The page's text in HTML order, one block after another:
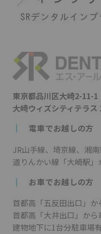
東京都品川区大崎2-11-1
大崎ウィズシティテラス
┃
電車でお越しの方
JR山手線、埼京線、湘
道りんかい線「大崎駅」
┃
お車でお越しの方
首都高「五反田出口」か
首都高「大井出口」から
建物地下に1台分駐車場